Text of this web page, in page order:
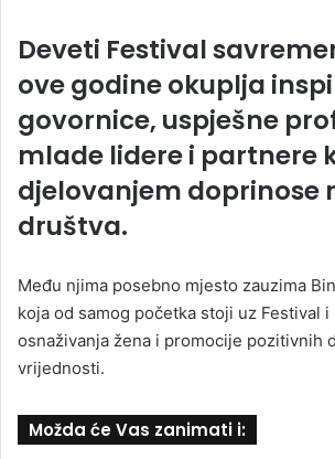
Deveti Festival
ove godine okuplja
govornice, uspješne
mlade lidere i partnere
djelovanjem doprinose
društva.
Među njima posebno mjesto zauzima
koja od samog početka stoji uz Festival
osnaživanja žena i promocije pozitivnih
vrijednosti.
Možda će Vas zanimati i: